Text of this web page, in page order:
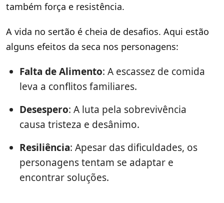
também força e resistência.
A vida no sertão é cheia de desafios. Aqui estão
alguns efeitos da seca nos personagens:
Falta de Alimento: A escassez de comida
leva a conflitos familiares.
Desespero: A luta pela sobrevivência
causa tristeza e desânimo.
Resiliência: Apesar das dificuldades, os
personagens tentam se adaptar e
encontrar soluções.